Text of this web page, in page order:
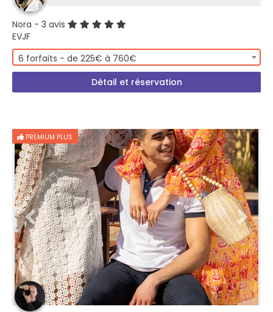
Nora - 3 avis
EVJF
6 forfaits - de 225€ à 760€
Détail et réservation
PREMIUM PLUS